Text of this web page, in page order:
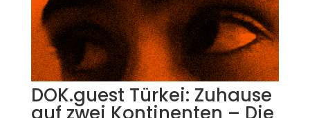
DOK.guest Türkei: Zuhause